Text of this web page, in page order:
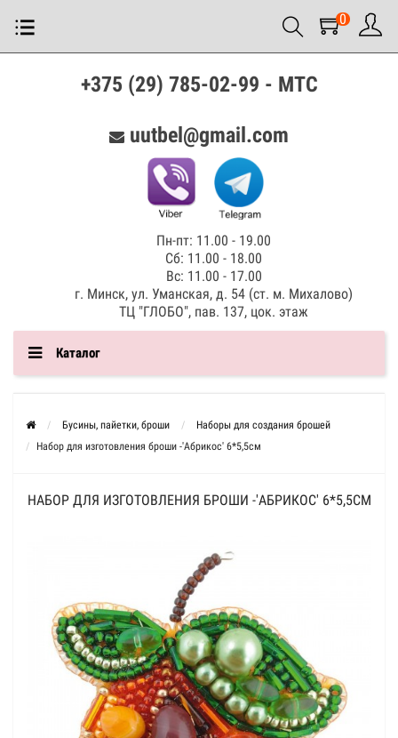
0
+375 (29) 785-02-99 - МТС
uutbel@gmail.com
Пн-пт: 11.00 - 19.00
Сб: 11.00 - 18.00
Вс: 11.00 - 17.00
г. Минск, ул. Уманская, д. 54 (ст. м. Михалово)
ТЦ "ГЛОБО", пав. 137, цок. этаж
Каталог
Бусины, пайетки, броши
Наборы для создания брошей
Набор для изготовления броши -'Абрикос' 6*5,5см
НАБОР ДЛЯ ИЗГОТОВЛЕНИЯ БРОШИ -'АБРИКОС' 6*5,5СМ